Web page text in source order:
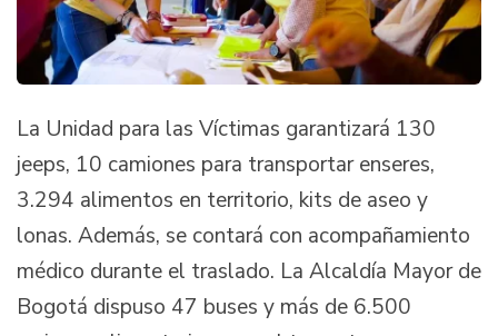
La Unidad para las Víctimas garantizará 130
jeeps, 10 camiones para transportar enseres,
3.294 alimentos en territorio, kits de aseo y
lonas. Además, se contará con acompañamiento
médico durante el traslado. La Alcaldía Mayor de
Bogotá dispuso 47 buses y más de 6.500